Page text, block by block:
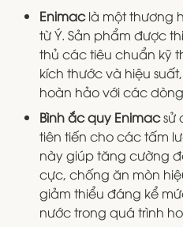
Enimaclà một thương
từ Ý. Sản phẩm được
thủ các tiêu chuẩn kỹ
kích thước và hiệu
hoàn hảo với các
Bình ắc quy Enimacsử
tiên tiến cho các tấm
này giúp tăng cường
cực, chống ăn mòn
giảm thiểu đáng kể
nước trong quá trình